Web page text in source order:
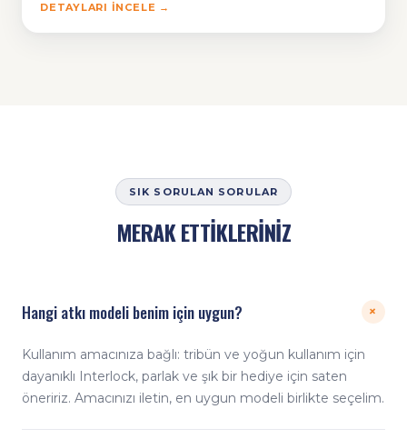
DETAYLARI İNCELE →
SIK SORULAN SORULAR
MERAK ETTİKLERİNİZ
Hangi atkı modeli benim için uygun? +
Kullanım amacınıza bağlı: tribün ve yoğun kullanım için
dayanıklı Interlock, parlak ve şık bir hediye için saten
öneririz. Amacınızı iletin, en uygun modeli birlikte seçelim.